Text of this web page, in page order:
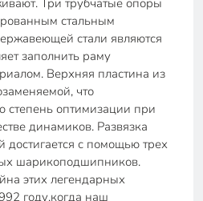
Три трубчатые опоры
стальным
стали являются
заполнить раму
Верхняя пластина из
что
степень оптимизации при
динамиков. Развязка
с помощью трех
шарикоподшипников.
этих легендарных
году,когда наш